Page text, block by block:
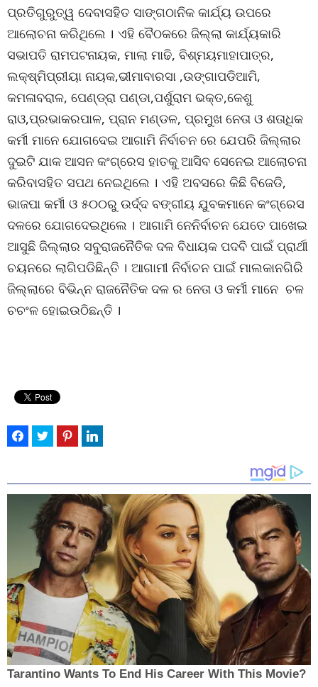
ପ୍ରତିଗୁରୁତ୍ୱ ଦେବାସହିତ ସାଙ୍ଗଠାନିକ କାର୍ଯ୍ୟ ଉପରେ
ଆଲୋଚନା କରିଥିଲେ । ଏହି ବୈଠକରେ ଜିଲ୍ଲା କାର୍ଯ୍ୟକାରି
ସଭାପତି ରାମପଟନାୟକ, ମାଲା ମାଢି, ବିଶ୍ମୟମାହାପାତ୍ର,
ଲକ୍ଷ୍ମିପ୍ରୀୟା ନାୟକ,ଭୀମାବାରସା ,ଉଙ୍ଗାପଡିଆମି,
କମଳାବରାଳ, ପେଣ୍ଡ୍ରା ପଣ୍ଡା,ପର୍ଶୁରାମ ଭକ୍ତ,କେଶୁ
ରାଓ,ପ୍ରଭାକରପାଳ, ପ୍ରାନ ମଣ୍ଡଳ, ପ୍ରମୁଖ ନେତା ଓ ଶତାଧିକ
କର୍ମୀ ମାନେ ଯୋଗଦେଇ ଆଗାମି ନିର୍ବାଚନ ରେ ଯେପରି ଜିଲ୍ଲାର
ଦୁଇଟି ଯାକ ଆସନ କଂଗ୍ରେସ ହାତକୁ ଆସିବ ସେନେଇ ଆଲୋଚନା
କରିବାସହିତ ସପଥ ନେଇଥିଲେ । ଏହି ଅବସରେ କିଛି ବିଜେଡି,
ଭାଜପା କର୍ମୀ ଓ ୫୦୦ରୁ ଉର୍ଦ୍ଦ ବଙ୍ଗୀୟ ଯୁବକମାନେ କଂଗ୍ରେସ
ଦଳରେ ଯୋଗଦେଇଥିଲେ । ଆଗାମି ନେନିର୍ବାଚନ ଯେତେ ପାଖେଇ
ଆସୁଛି ଜିଲ୍ଲାର ସବୁରାଜନୈତିକ ଦଳ ବିଧାୟକ ପଦବି ପାଇଁ ପ୍ରାର୍ଥୀ
ଚୟନରେ ଲାଗିପଡିଛିନ୍ତି । ଆଗାମୀ ନିର୍ବାଚନ ପାଇଁ ମାଲକାନଗିରି
ଜିଲ୍ଲାରେ ବିଭିନ୍ନ ରାଜନୈତିକ ଦଳ ର ନେତା ଓ କର୍ମୀ ମାନେ ଚଳ
ଚଚଂଳ ହୋଇଉଠିଛନ୍ତି ।